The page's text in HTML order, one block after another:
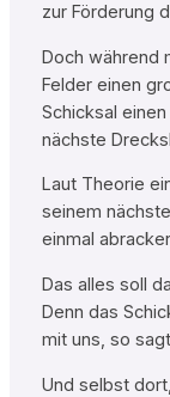
zur Förderung
Doch während
Felder einen
Schicksal
nächste
Laut Theorie
seinem
einmal
Das alles soll
Denn das
mit uns, so
Und selbst